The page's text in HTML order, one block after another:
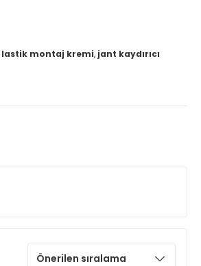
lastik montaj kremi, jant kaydırıcı